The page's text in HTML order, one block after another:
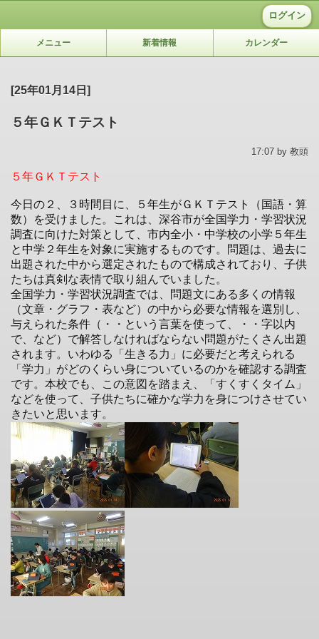
ログイン
メニュー 新着情報 カレンダー
[25年01月14日]
５年ＧＫＴテスト
17:07 by 教頭
５年ＧＫＴテスト
今日の２、３時間目に、５年生がＧＫＴテスト（国語・算
数）を受けました。これは、深谷市が全国学力・学習状況
調査に向けた対策として、市内全小・中学校の小学５年生
と中学２年生を対象に実施するものです。問題は、過去に
出題された中から選定されたもので構成されており、子供
たちは真剣な表情で取り組んでいました。
全国学力・学習状況調査では、問題文にある多くの情報
（文章・グラフ・表など）の中から必要な情報を選別し、
与えられた条件（・・という言葉を使って、・・字以内
で、など）で解答しなければならない問題がたくさん出題
されます。いわゆる「生きる力」に必要だと考えられる
「学力」がどのくらい身についているのかを確認する調査
です。本校でも、この意図を踏まえ、「すくすくタイム」
などを使って、子供たちに確かな学力を身につけさせてい
きたいと思います。